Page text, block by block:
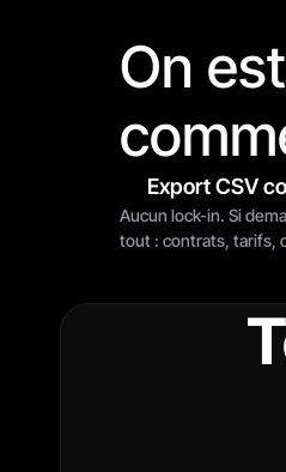
On
Export CSV
Aucun lock-in. Si
tout : contrats, tarifs,